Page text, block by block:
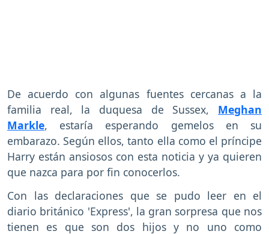
De acuerdo con algunas fuentes cercanas a la
familia real, la duquesa de Sussex, Meghan
Markle, estaría esperando gemelos en su
embarazo. Según ellos, tanto ella como el príncipe
Harry están ansiosos con esta noticia y ya quieren
que nazca para por fin conocerlos.
Con las declaraciones que se pudo leer en el
diario británico 'Express', la gran sorpresa que nos
tienen es que son dos hijos y no uno como